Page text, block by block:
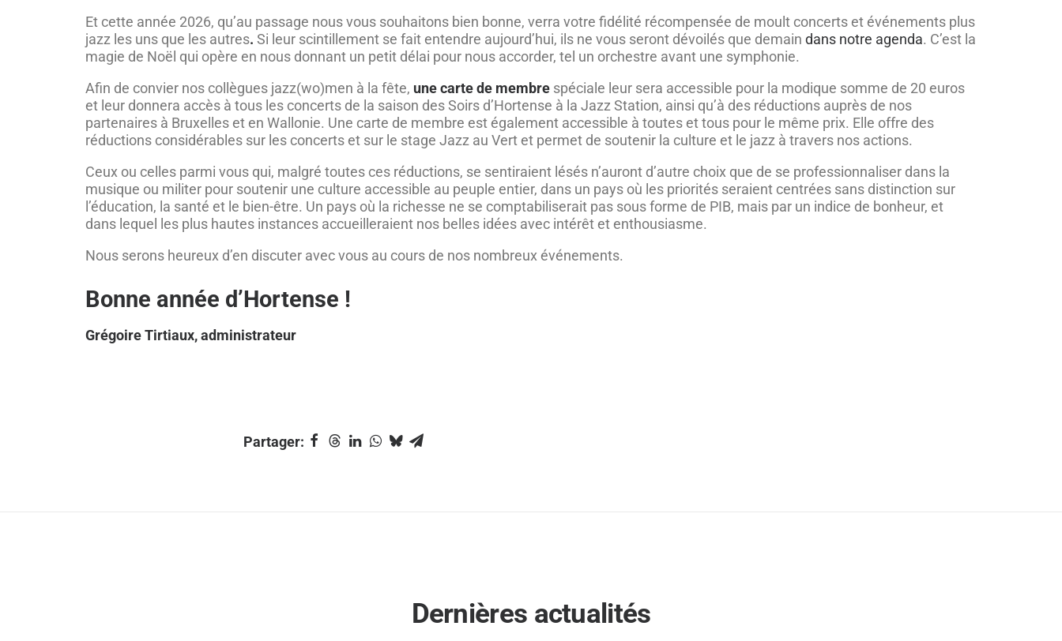
Et cette année 2026, qu’au passage nous vous souhaitons bien bonne, verra votre fidélité récompensée de moult concerts et événements plus
jazz les uns que les autres. Si leur scintillement se fait entendre aujourd’hui, ils ne vous seront dévoilés que demain dans notre agenda. C’est la
magie de Noël qui opère en nous donnant un petit délai pour nous accorder, tel un orchestre avant une symphonie.
Afin de convier nos collègues jazz(wo)men à la fête, une carte de membre spéciale leur sera accessible pour la modique somme de 20 euros
et leur donnera accès à tous les concerts de la saison des Soirs d’Hortense à la Jazz Station, ainsi qu’à des réductions auprès de nos
partenaires à Bruxelles et en Wallonie. Une carte de membre est également accessible à toutes et tous pour le même prix. Elle offre des
réductions considérables sur les concerts et sur le stage Jazz au Vert et permet de soutenir la culture et le jazz à travers nos actions.
Ceux ou celles parmi vous qui, malgré toutes ces réductions, se sentiraient lésés n’auront d’autre choix que de se professionnaliser dans la
musique ou militer pour soutenir une culture accessible au peuple entier, dans un pays où les priorités seraient centrées sans distinction sur
l’éducation, la santé et le bien-être. Un pays où la richesse ne se comptabiliserait pas sous forme de PIB, mais par un indice de bonheur, et
dans lequel les plus hautes instances accueilleraient nos belles idées avec intérêt et enthousiasme.
Nous serons heureux d’en discuter avec vous au cours de nos nombreux événements.
Bonne année d’Hortense !
Grégoire Tirtiaux, administrateur
Dernières actualités